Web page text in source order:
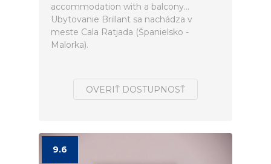
accommodation with a balcony...
Ubytovanie Brillant sa nachádza v
meste Cala Ratjada (Španielsko -
Malorka).
OVERIŤ DOSTUPNOSŤ
9.6